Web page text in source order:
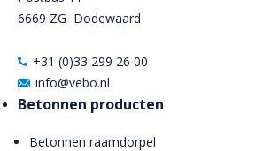
6669 ZG Dodewaard
+31 (0)33 299 26 00
info@vebo.nl
Betonnen producten
Betonnen raamdorpel